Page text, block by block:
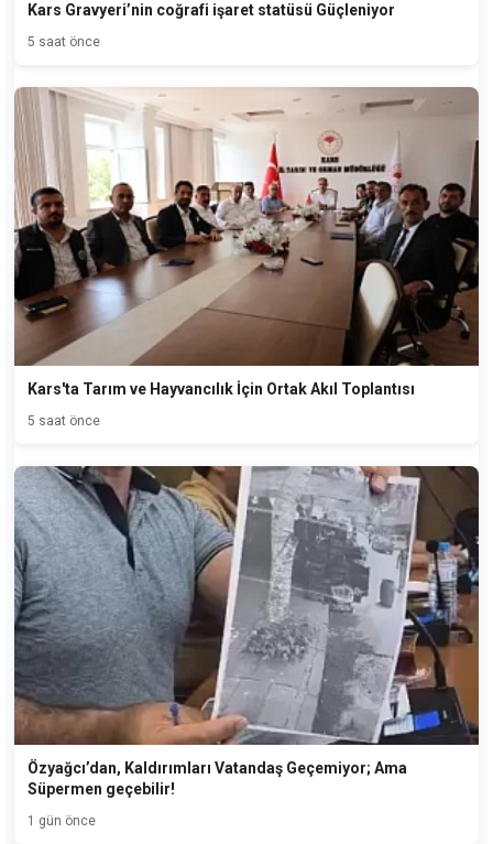
Kars Gravyeri’nin coğrafi işaret statüsü Güçleniyor
5 saat önce
Kars'ta Tarım ve Hayvancılık İçin Ortak Akıl Toplantısı
5 saat önce
Özyağcı’dan, Kaldırımları Vatandaş Geçemiyor; Ama
Süpermen geçebilir!
1 gün önce